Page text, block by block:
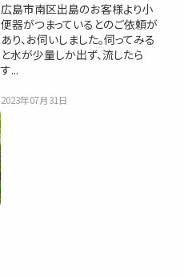
広島市南区出島のお客様より小
便器がつまっているとのご依頼が
あり、お伺いしました。伺ってみる
と水が少量しか出ず、流したら
す...
2023年07月31日